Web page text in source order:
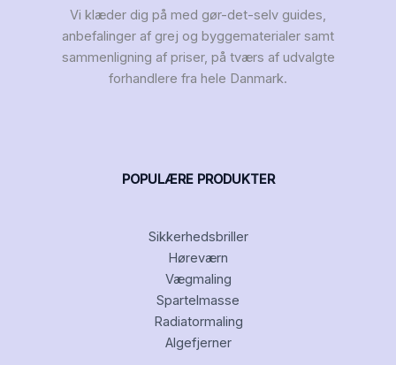
Vi klæder dig på med gør-det-selv guides,
anbefalinger af grej og byggematerialer samt
sammenligning af priser, på tværs af udvalgte
forhandlere fra hele Danmark.
POPULÆRE PRODUKTER
Sikkerhedsbriller
Høreværn
Vægmaling
Spartelmasse
Radiatormaling
Algefjerner